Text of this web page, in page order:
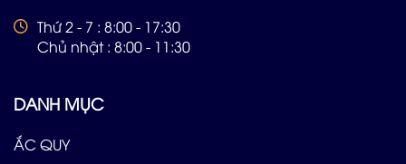
Thứ 2 - 7 : 8:00 - 17:30
Chủ nhật : 8:00 - 11:30
DANH MỤC
ẮC QUY